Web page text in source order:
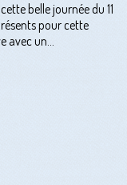
belle journée du 11
pour cette
avec un...